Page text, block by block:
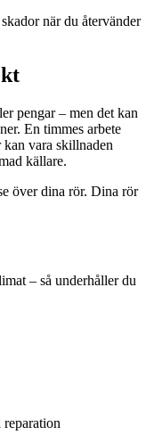
när du återvänder
pengar – men det kan
En timmes arbete
vara skillnaden
källare.
över dina rör. Dina rör
– så underhåller du